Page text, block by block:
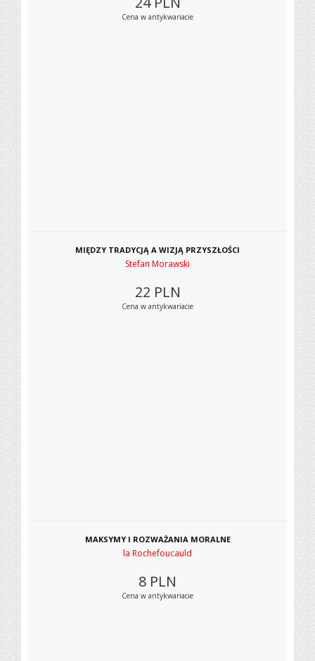
Cena w antykwariacie
MIĘDZY TRADYCJĄ A WIZJĄ PRZYSZŁOŚCI
Stefan Morawski
22 PLN
Cena w antykwariacie
MAKSYMY I ROZWAŻANIA MORALNE
la Rochefoucauld
8 PLN
Cena w antykwariacie